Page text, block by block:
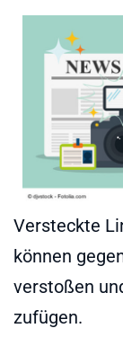
Versteckte
können
verstoßen
zufügen.